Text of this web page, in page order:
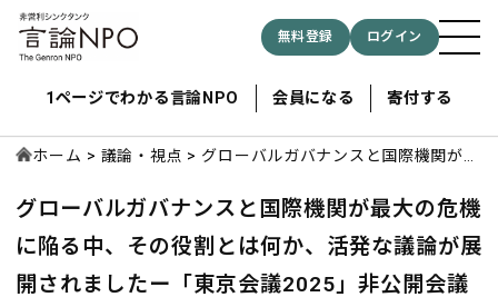
無料登録 ログイン
1ページでわかる言論NPO 会員になる 寄付する
検索
ホーム 議論・視点
グローバルガバナンスと国際機関が最
か、活発な議論が展開されましたー
「東京会議2025」非公開会議３ 報告
グローバルガバナンスと国際機関が最大の危機
に陥る中、その役割とは何か、活発な議論が展
開されましたー「東京会議2025」非公開会議